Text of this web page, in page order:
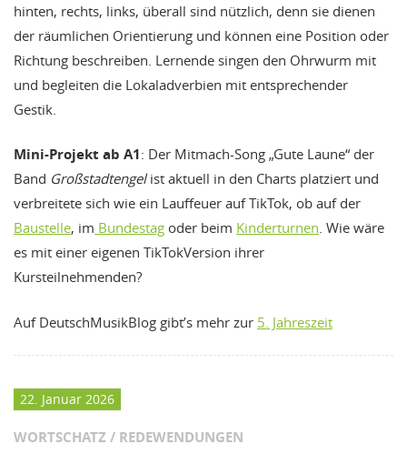
hinten, rechts, links, überall sind nützlich, denn sie dienen
der räumlichen Orientierung und können eine Position oder
Richtung beschreiben. Lernende singen den Ohrwurm mit
und begleiten die Lokaladverbien mit entsprechender
Gestik.
Mini-Projekt ab A1: Der Mitmach-Song „Gute Laune“ der
Band Großstadtengelist aktuell in den Charts platziert und
verbreitete sich wie ein Lauffeuer auf TikTok, ob auf der
Baustelle, im Bundestag oder beim Kinderturnen. Wie wäre
es mit einer eigenen TikTokVersion ihrer
Kursteilnehmenden?
Auf DeutschMusikBlog gibt’s mehr zur 5. Jahreszeit
22. Januar 2026
WORTSCHATZ / REDEWENDUNGEN